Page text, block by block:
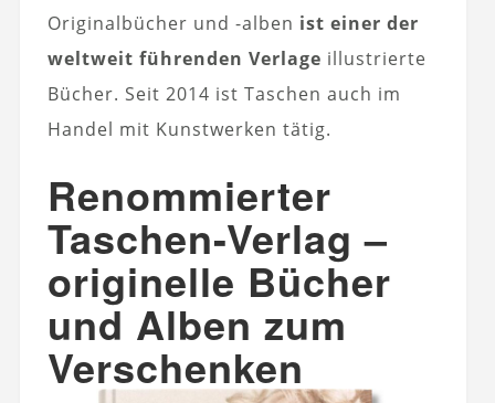
Originalbücher und -alben ist einer der
weltweit führenden Verlage illustrierte
Bücher. Seit 2014 ist Taschen auch im
Handel mit Kunstwerken tätig.
Renommierter
Taschen-Verlag –
originelle Bücher
und Alben zum
Verschenken